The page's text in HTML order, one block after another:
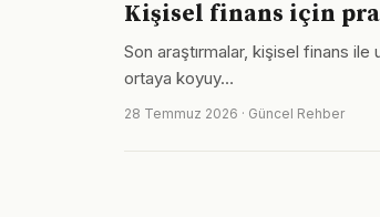
Kişisel finans için
Son araştırmalar, kişisel finans
ortaya koyuy…
28 Temmuz 2026 · Güncel Rehber